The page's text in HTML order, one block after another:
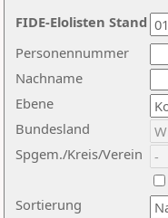
Nachname
Ebene
Sortierung
Personennummer
Bundesland
Spgem./Kreis/Verein
FIDE-Elolisten Stand